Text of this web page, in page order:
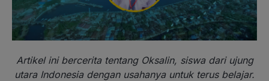
Artikel ini bercerita tentang Oksalin, siswa dari ujung
utara Indonesia dengan usahanya untuk terus belajar.